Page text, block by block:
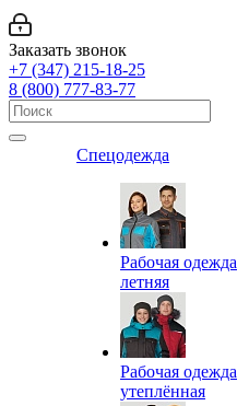
Заказать звонок
+7 (347) 215-18-25
8 (800) 777-83-77
Спецодежда
Рабочая одежда
летняя
Рабочая одежда
утеплённая